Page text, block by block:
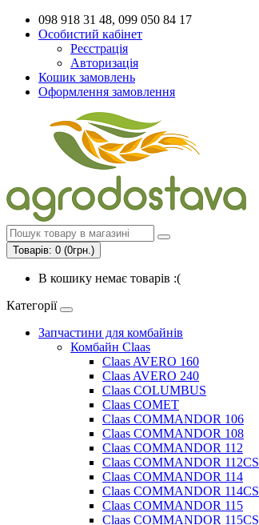
098 918 31 48, 099 050 84 17
Особистий кабінет
Реєстрація
Авторизація
Кошик замовлень
Оформлення замовлення
Товарів: 0 (0грн.)
В кошику немає товарів :(
Категорії
Запчастини для комбайнів
Комбайн Claas
Claas AVERO 160
Claas AVERO 240
Claas COLUMBUS
Claas COMET
Claas COMMANDOR 106
Claas COMMANDOR 108
Claas COMMANDOR 112
Claas COMMANDOR 112CS
Claas COMMANDOR 114
Claas COMMANDOR 114CS
Claas COMMANDOR 115
Claas COMMANDOR 115CS